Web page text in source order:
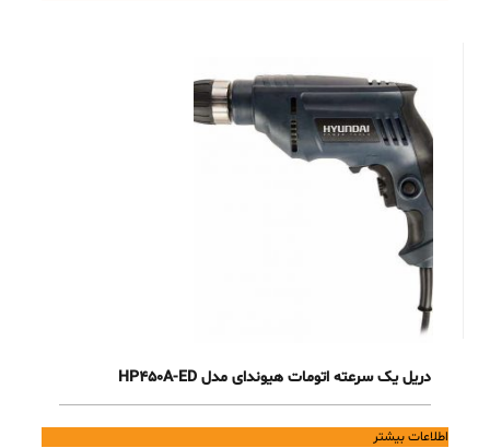
دریل یک سرعته اتومات هیوندای مدل HP450A-ED
اطلاعات بیشتر